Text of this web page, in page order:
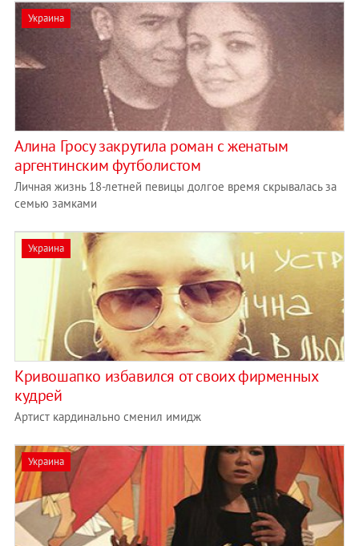
Украина
Алина Гросу закрутила роман с женатым
аргентинским футболистом
Личная жизнь 18-летней певицы долгое время скрывалась за
семью замками
Украина
Кривошапко избавился от своих фирменных
кудрей
Артист кардинально сменил имидж
Украина